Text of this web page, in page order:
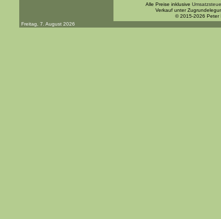
Alle Preise inklusive
Verkauf unter
© 2015-2026 Peter
Freitag, 7. August 2026